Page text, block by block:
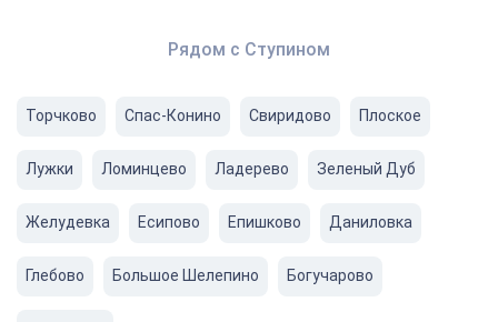
Рядом с Ступином
Торчково Спас-Конино Свиридово Плоское
Лужки Ломинцево Ладерево Зеленый Дуб
Желудевка Есипово Епишково Даниловка
Глебово Большое Шелепино Богучарово